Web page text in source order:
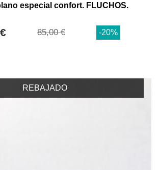
especial confort. FLUCHOS.
85,00 € -20%
REBAJADO